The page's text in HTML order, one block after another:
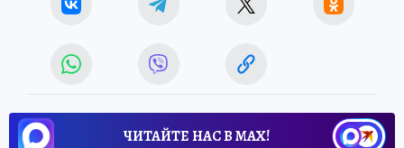
ЧИТАЙТЕ НАС В МАХ!